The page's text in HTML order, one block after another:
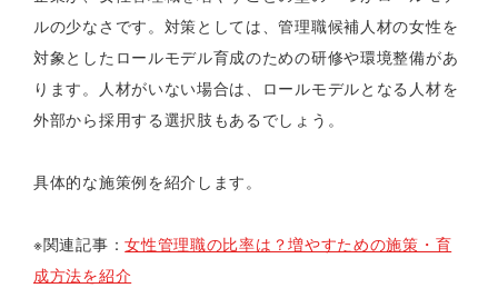
ルの少なさです。対策としては、管理職候補人材の女性を
対象としたロールモデル育成のための研修や環境整備があ
ります。人材がいない場合は、ロールモデルとなる人材を
外部から採用する選択肢もあるでしょう。
具体的な施策例を紹介します。
※関連記事：女性管理職の比率は？増やすための施策・育
成方法を紹介